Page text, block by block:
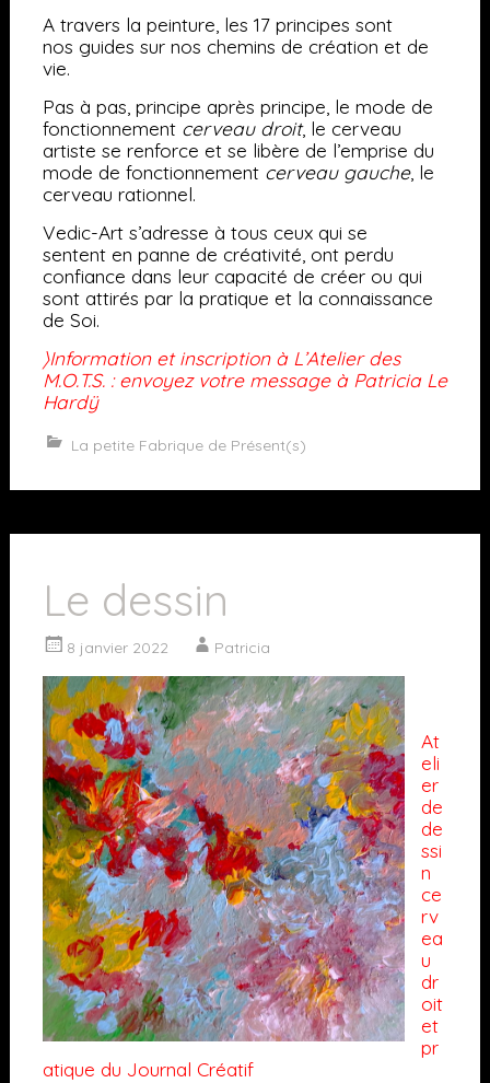
A travers la peinture, les 17 principes sont
nos guides sur nos chemins de création et de
vie.
Pas à pas, principe après principe, le mode de
fonctionnement cerveau droit, le cerveau
artiste se renforce et se libère de l’emprise du
mode de fonctionnement cerveau gauche, le
cerveau rationnel.
Vedic-Art s’adresse à tous ceux qui se
sentent en panne de créativité, ont perdu
confiance dans leur capacité de créer ou qui
sont attirés par la pratique et la connaissance
de Soi.
〉Information et inscription à L’Atelier des
M.O.T.S. : envoyez votre message à Patricia Le
Hardÿ
La petite Fabrique de Présent(s)
Le dessin
8 janvier 2022 Patricia
At
eli
er
de
de
ssi
n
ce
rv
ea
u
dr
oit
et
pr
atique du Journal Créatif